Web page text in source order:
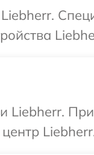
Liebherr. При